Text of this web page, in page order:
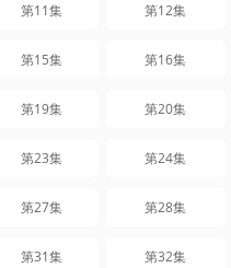
第11集 第12集
第15集 第16集
第19集 第20集
第23集 第24集
第27集 第28集
第31集 第32集